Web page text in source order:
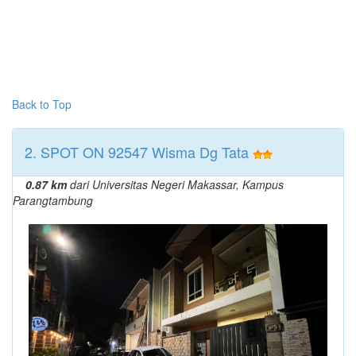
Back to Top
2. SPOT ON 92547 Wisma Dg Tata
0.87 kmdari Universitas Negeri Makassar, Kampus
Parangtambung